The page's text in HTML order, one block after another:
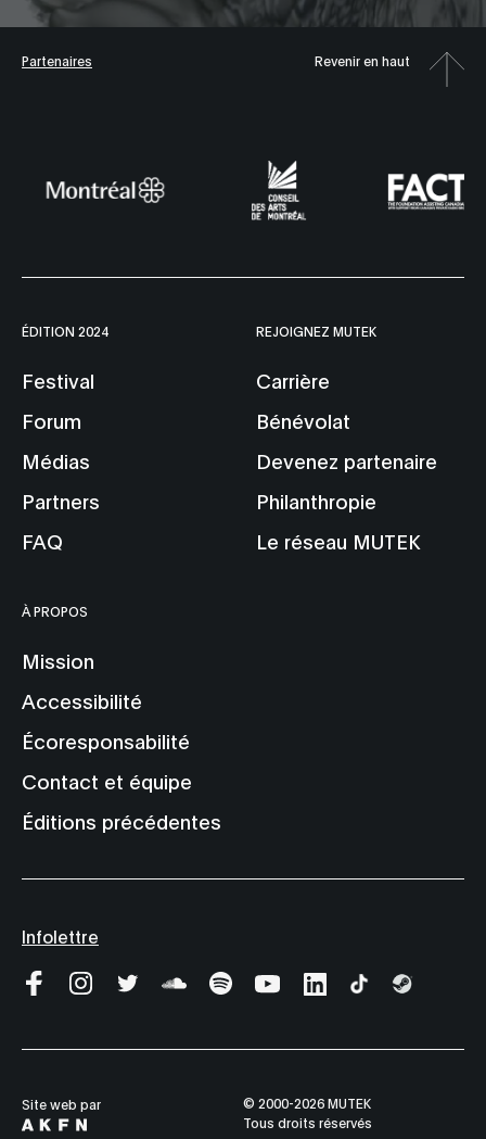
Partenaires Revenir en haut
ÉDITION 2024
Festival
Forum
Médias
Partners
FAQ
REJOIGNEZ MUTEK
Carrière
Bénévolat
Devenez partenaire
Philanthropie
Le réseau MUTEK
À PROPOS
Mission
Accessibilité
Écoresponsabilité
Contact et équipe
Éditions précédentes
Infolettre
Site web par
© 2000-2026 MUTEK
Tous droits réservés